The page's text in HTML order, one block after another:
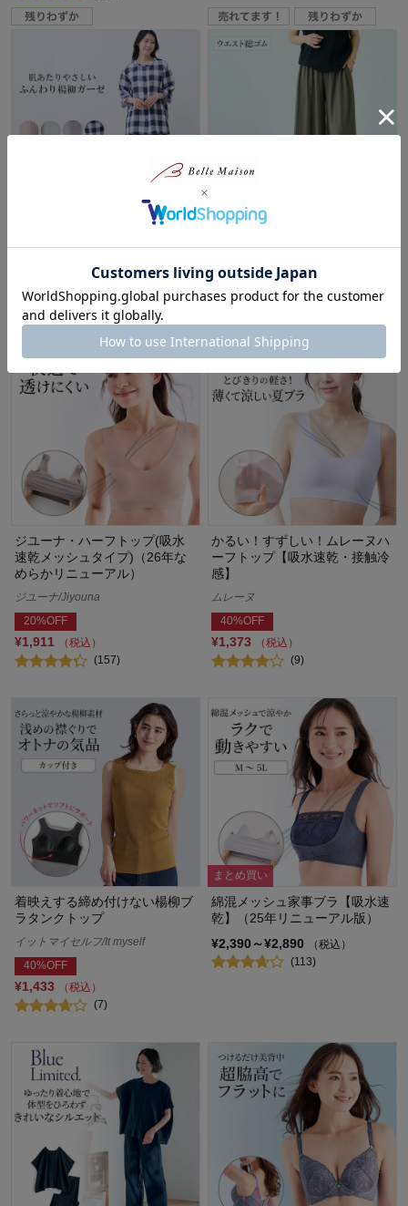
ャマ
¥2,792（税込）
ツ (S～4L)
¥597～¥697（税込）
(42)
ジユーナ・ハーフトップ(吸水
速乾メッシュタイプ)（26年な
めらかリニューアル）
ジユーナ/Jiyouna
20%OFF
¥1,911
（税込）
(157)
かるい！すずしい！ムレーヌハ
ーフトップ【吸水速乾・接触冷
感】
ムレーヌ
40%OFF
¥1,373
（税込）
(9)
着映えする締め付けない楊柳ブ
ラタンクトップ
イットマイセルフ/It myself
40%OFF
¥1,433
（税込）
(7)
まとめ買い
綿混メッシュ家事ブラ【吸水速
乾】（25年リニューアル版）
¥2,390～¥2,890
（税込）
(113)